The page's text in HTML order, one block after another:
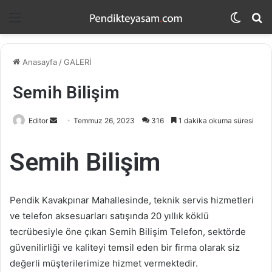
Dış
Anasayfa/GALERİ
Semih Bilişim
Editor
s
t
a
g
Temmuz 26, 2023 316 1 dakika okuma süresi
Semih Bilişim
Pendik Kavakpınar Mahallesinde, teknik servis hizmetleri
ve telefon aksesuarları satışında 20 yıllık köklü
tecrübesiyle öne çıkan Semih Bilişim Telefon, sektörde
güvenilirliği ve kaliteyi temsil eden bir firma olarak siz
değerli müşterilerimize hizmet vermektedir.